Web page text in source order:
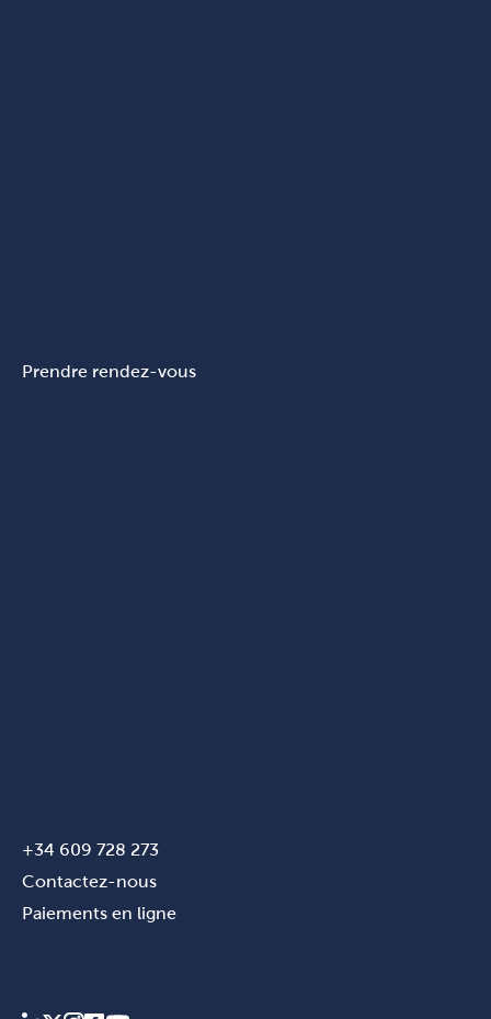
Prendre rendez-vous
+34 609 728 273
Contactez-nous
Paiements en ligne